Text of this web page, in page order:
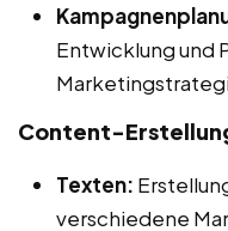
Entwicklung und
Content-
Texten:
verschiedene